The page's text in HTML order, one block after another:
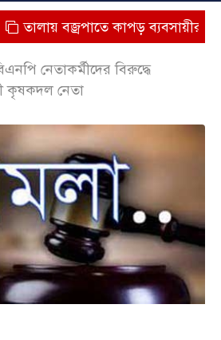
বজ্রপাতে কাপড় ব্যবসায়ীর মৃত্যু
নেতাকর্মীদের বিরুদ্ধে
কৃষকদল নেতা